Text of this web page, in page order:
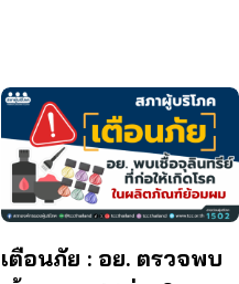
เตือนภัย : อย. ตรวจพบ